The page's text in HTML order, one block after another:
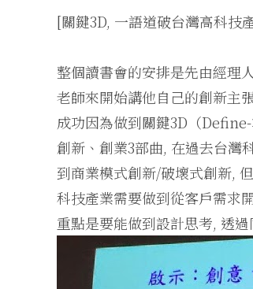
[關鍵3D, 一語道破台灣高科技
整個讀書會的安排是先由經理
老師來開始講他自己的創新主
成功因為做到關鍵3D（
創新、創業3部曲, 在過去台灣
到商業模式創新/破壞式創新,
科技產業需要做到從客戶需求
重點是要能做到設計思考, 透